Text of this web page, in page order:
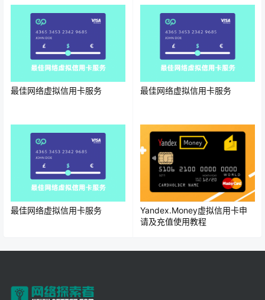
最佳网络虚拟信用卡服务 最佳网络虚拟信用卡服务
最佳网络虚拟信用卡服务
Yandex.Money虚拟信用卡申
请及充值使用教程